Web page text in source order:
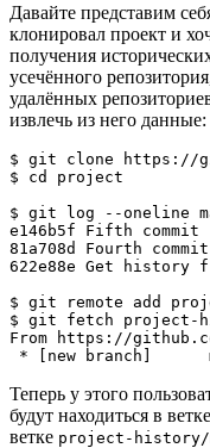
Давайте представим
клонировал проект и
получения
усечённого
удалённых
извлечь из него данные:
$ git clone https://
$ cd
project
$ git log --oneline
e146b5f Fifth commit
81a708d Fourth commit
622e88e Get
history
$ git remote add
$ git fetch project-
From https://
*
new branch
Теперь у этого
будут находиться в ветке
ветке project-history/